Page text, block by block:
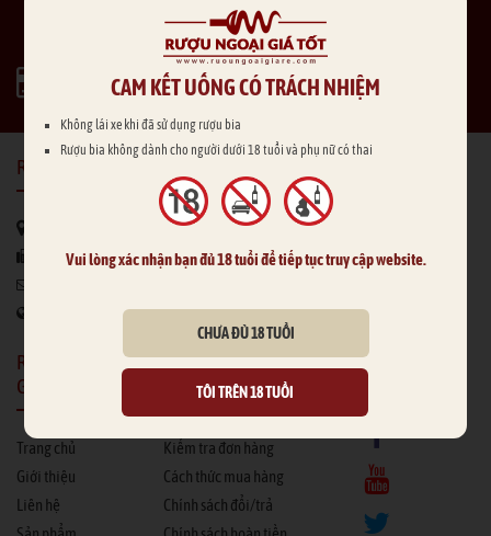
Thu tiền tận nhà
THANH TOÁN LINH HOẠT
Thanh toán sau (COD)
RƯỢU NGOẠI GIÁ RẺ
185 Cống Quỳnh, P.Nguyễn Cư Trinh, Quận 1, HCM
0937 968 118
www.ruoungoaigiare.com
RƯỢU NGOẠI
GIÁ RẺ
Trang chủ
Giới thiệu
Liên hệ
HỖ TRỢ KHÁCH
HÀNG
Kiểm tra đơn hàng
Cách thức mua hàng
Chính sách đổi/trả
KẾT NỐI
CAM KẾT UỐNG CÓ TRÁCH NHIỆM
Không lái xe khi đã sử dụng rượu bia
Rượu bia không dành cho người dưới 18 tuổi và phụ nữ có thai
Vui lòng xác nhận bạn đủ 18 tuổi để tiếp tục truy cập website.
CHƯA ĐỦ 18 TUỔI
TÔI TRÊN 18 TUỔI